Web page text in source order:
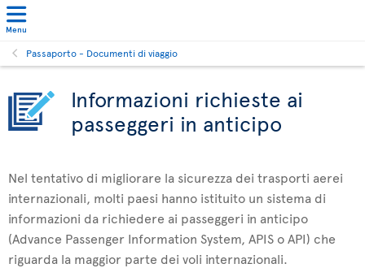
Menu
Passaporto - Documenti di viaggio
Informazioni richieste ai
passeggeri in anticipo
Nel tentativo di migliorare la sicurezza dei trasporti aerei
internazionali, molti paesi hanno istituito un sistema di
informazioni da richiedere ai passeggeri in anticipo
(Advance Passenger Information System, APIS o API) che
riguarda la maggior parte dei voli internazionali.